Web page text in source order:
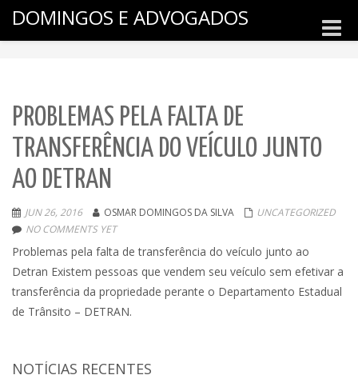
DOMINGOS E ADVOGADOS
Toggle
PROBLEMAS PELA FALTA DE
TRANSFERÊNCIA DO VEÍCULO JUNTO
AO DETRAN
JUN 26, 2016 OSMAR DOMINGOS DA SILVA
UNCATEGORIZED
NO COMMENTS YET
Problemas pela falta de transferência do veículo junto ao
Detran Existem pessoas que vendem seu veículo sem efetivar a
transferência da propriedade perante o Departamento Estadual
de Trânsito – DETRAN.
NOTÍCIAS RECENTES